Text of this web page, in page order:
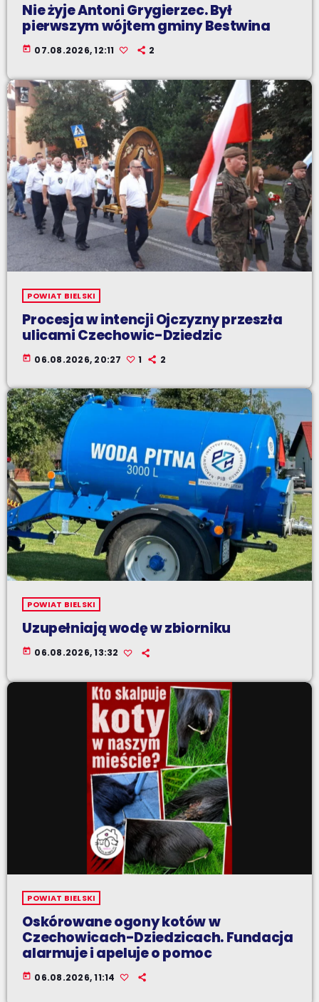
Nie żyje Antoni Grygierzec. Był
pierwszym wójtem gminy Bestwina
today 07.08.2026, 12:11 2
POWIAT BIELSKI
Procesja w intencji Ojczyzny przeszła
ulicami Czechowic-Dziedzic
today 06.08.2026, 20:27 1 2
POWIAT BIELSKI
Uzupełniają wodę w zbiorniku
today 06.08.2026, 13:32
POWIAT BIELSKI
Oskórowane ogony kotów w
Czechowicach-Dziedzicach. Fundacja
alarmuje i apeluje o pomoc
today 06.08.2026, 11:14